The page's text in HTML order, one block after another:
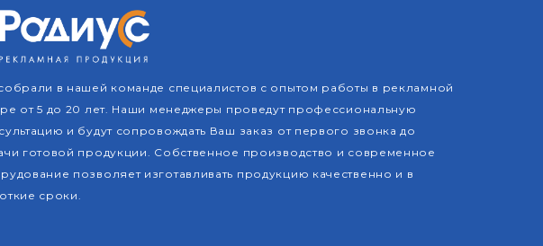
в нашей команде специалистов с опытом работы в рекламной
от 5 до 20 лет. Наши менеджеры проведут профессиональную
и будут сопровождать Ваш заказ от первого звонка до
готовой продукции. Собственное производство и современное
позволяет изготавливать продукцию качественно и в
сроки.